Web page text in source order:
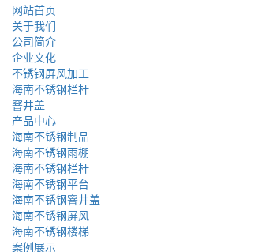
网站首页
关于我们
公司简介
企业文化
不锈钢屏风加工
海南不锈钢栏杆
窨井盖
产品中心
海南不锈钢制品
海南不锈钢雨棚
海南不锈钢栏杆
海南不锈钢平台
海南不锈钢窨井盖
海南不锈钢屏风
海南不锈钢楼梯
案例展示